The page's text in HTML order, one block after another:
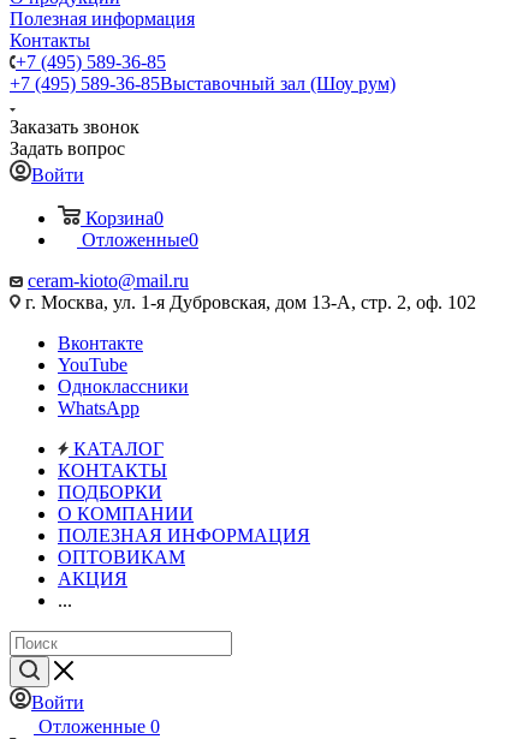
Полезная информация
Контакты
+7 (495) 589-36-85
+7 (495) 589-36-85Выставочный зал (Шоу рум)
Заказать звонок
Задать вопрос
Войти
Корзина0
Отложенные0
ceram-kioto@mail.ru
г. Москва, ул. 1-я Дубровская, дом 13-А, стр. 2, оф. 102
Вконтакте
YouTube
Одноклассники
WhatsApp
КАТАЛОГ
КОНТАКТЫ
ПОДБОРКИ
О КОМПАНИИ
ПОЛЕЗНАЯ ИНФОРМАЦИЯ
ОПТОВИКАМ
АКЦИЯ
...
Войти
Отложенные 0